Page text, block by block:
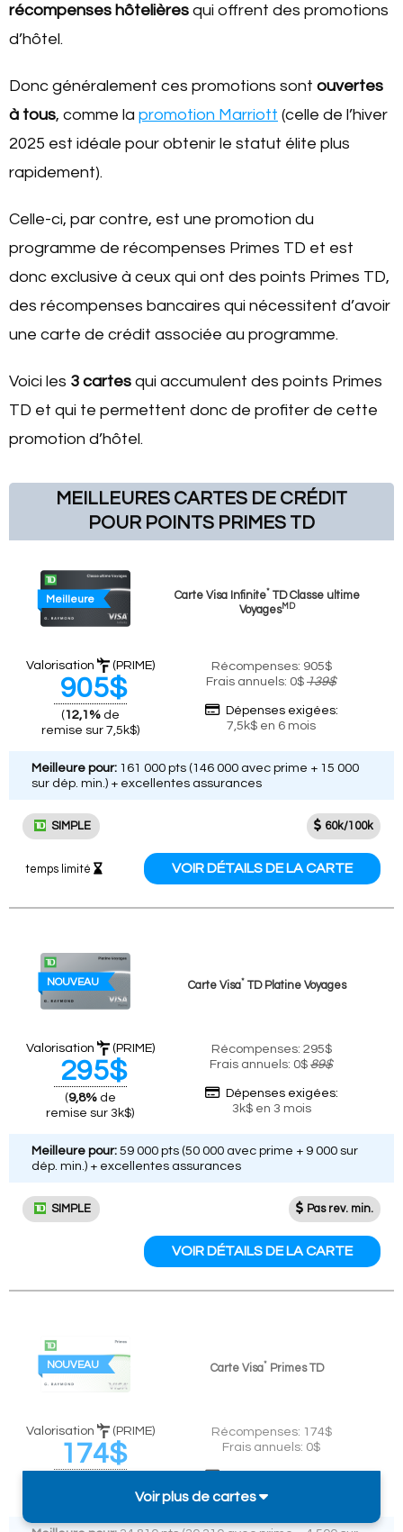
récompenses hôtelières qui offrent des promotions
d’hôtel.
Donc généralement ces promotions sont ouvertes
à tous, comme la promotion Marriott (celle de l’hiver
2025 est idéale pour obtenir le statut élite plus
rapidement).
Celle-ci, par contre, est une promotion du
programme de récompenses Primes TD et est
donc exclusive à ceux qui ont des points Primes TD,
des récompenses bancaires qui nécessitent d’avoir
une carte de crédit associée au programme.
Voici les 3 cartes qui accumulent des points Primes
TD et qui te permettent donc de profiter de cette
promotion d’hôtel.
MEILLEURES CARTES DE CRÉDIT
POUR POINTS PRIMES TD
Carte Visa Infinite* TD Classe ultime
VoyagesMD
Meilleure
SIMPLE 60k/100k
Valorisation (PRIME)
905$
(12,1%de
remise sur 7,5k$)
Récompenses: 905$
Frais annuels: 0$ 139$
Dépenses exigées:
7,5k$ en 6 mois
temps limité VOIR DÉTAILS DE LA CARTE
Meilleure pour: 161 000 pts (146 000 avec prime + 15 000
sur dép. min.) + excellentes assurances
Carte Visa* TD Platine Voyages
NOUVEAU
SIMPLE Pas rev. min.
Valorisation (PRIME)
295$
(9,8%de
remise sur 3k$)
Récompenses: 295$
Frais annuels: 0$ 89$
Dépenses exigées:
3k$ en 3 mois
VOIR DÉTAILS DE LA CARTE
Meilleure pour: 59 000 pts (50 000 avec prime + 9 000 sur
dép. min.) + excellentes assurances
Carte Visa* Primes TD
NOUVEAU
Valorisation (PRIME)
174$
remise sur 1,5k$)
Récompenses: 174$
Frais annuels: 0$
Dépenses exigées:
1,5k$ en 3 mois
Voir plus de cartes